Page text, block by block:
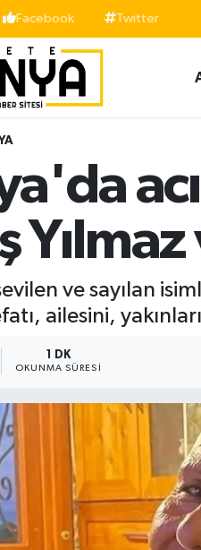
Facebook Twitter
ve sayılan
ailesini,
1 DK
OKUNMA SÜRESI
Fikstür